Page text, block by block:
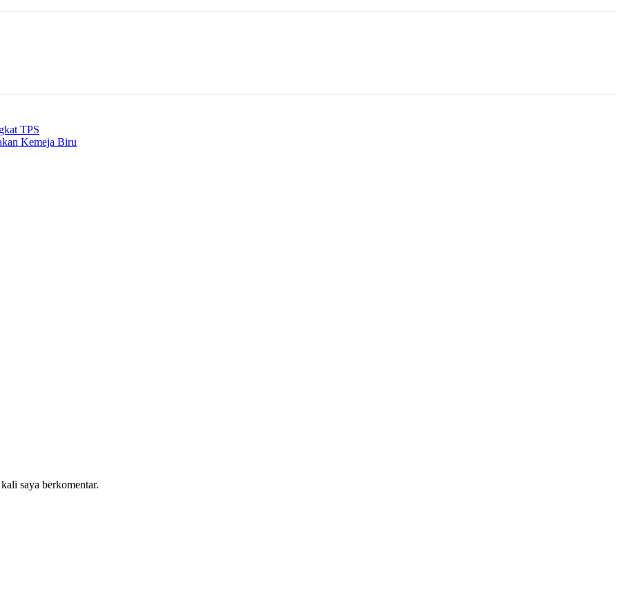
TPS
Kemeja Biru
saya berkomentar.